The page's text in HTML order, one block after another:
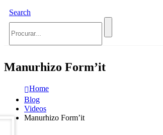
Search
Manurhizo Form’it
Home
Blog
Videos
Manurhizo Form’it